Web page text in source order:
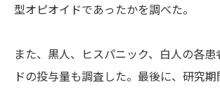
型オピオイドであったかを調べた。
また、黒人、ヒスパニック、白人の各
ドの投与量も調査した。最後に、研究